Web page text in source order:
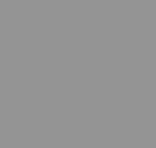
peluquería/estétca,